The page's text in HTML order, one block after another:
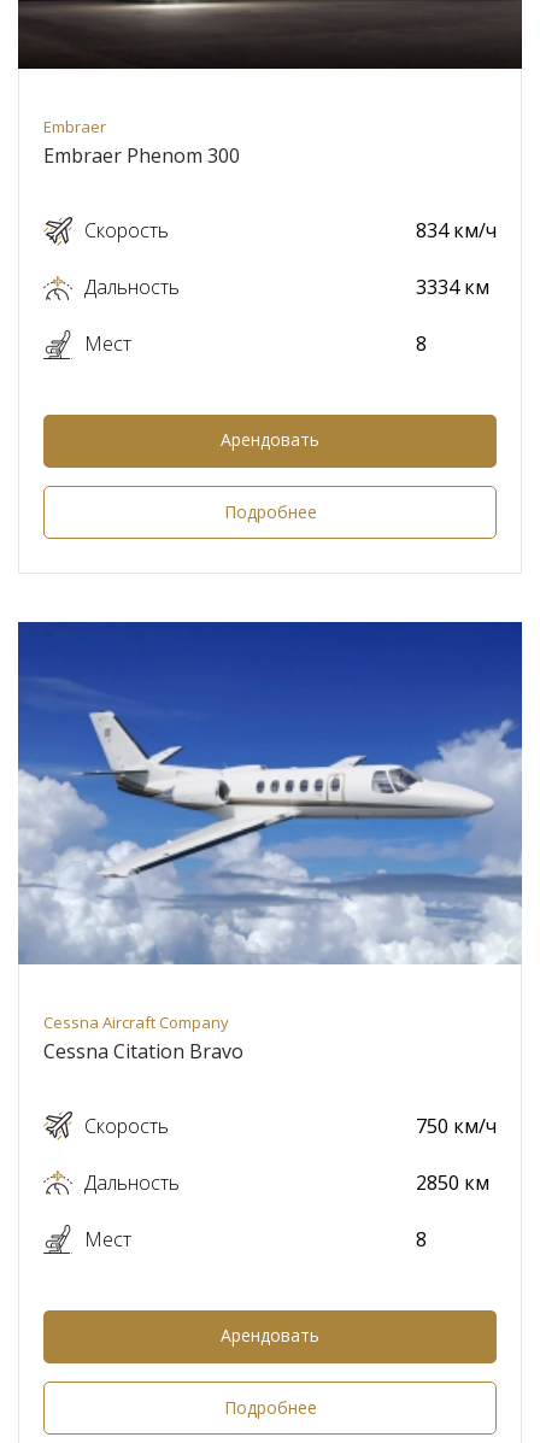
Embraer
Embraer Phenom 300
Скорость
Дальность
Мест
834 км/ч
3334 км
8
Арендовать
Подробнее
Cessna Aircraft Company
Cessna Citation Bravo
Скорость
Дальность
Мест
750 км/ч
2850 км
8
Арендовать
Подробнее